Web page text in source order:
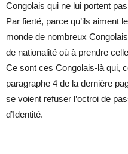
Congolais qui ne lui portent
Par fierté, parce qu’ils aiment
monde de nombreux
de nationalité où à prendre
Ce sont ces Congolais-là qui,
paragraphe 4 de la dernière
se voient refuser l’octroi de
d’Identité.